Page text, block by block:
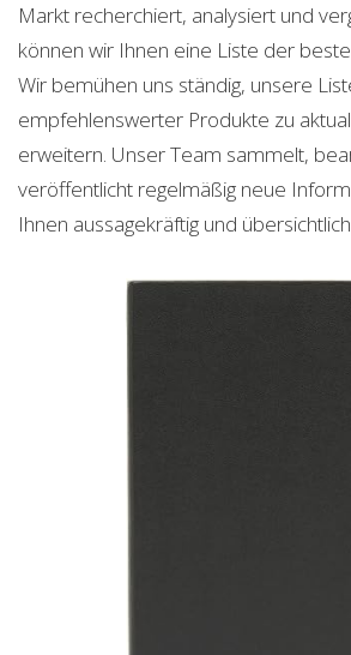
Markt recherchiert, analysiert und
können wir Ihnen eine Liste der
Wir bemühen uns ständig, unsere
empfehlenswerter Produkte zu
erweitern. Unser Team sammelt,
veröffentlicht regelmäßig neue
Ihnen aussagekräftig und